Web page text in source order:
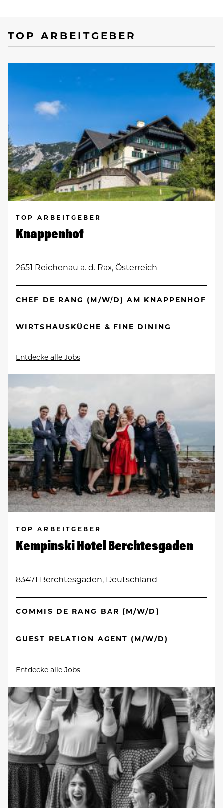
TOP ARBEITGEBER
TOP ARBEITGEBER
Knappenhof
2651 Reichenau a. d. Rax, Österreich
CHEF DE RANG (M/W/D) AM KNAPPENHOF
WIRTSHAUSKÜCHE & FINE DINING
Entdecke alle Jobs
TOP ARBEITGEBER
Kempinski Hotel Berchtesgaden
83471 Berchtesgaden, Deutschland
COMMIS DE RANG BAR (M/W/D)
GUEST RELATION AGENT (M/W/D)
Entdecke alle Jobs